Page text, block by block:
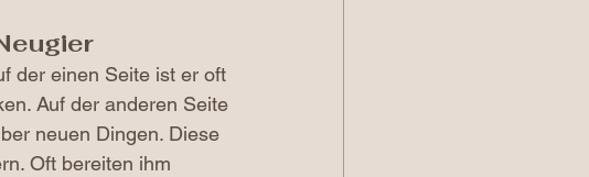
der einen Seite ist er oft
Auf der anderen Seite
neuen Dingen. Diese
Oft bereiten ihm